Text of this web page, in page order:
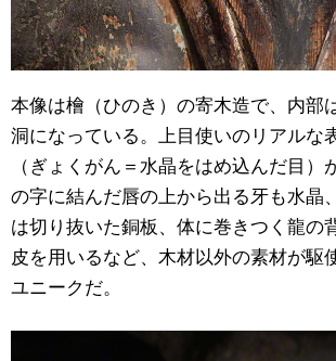
本像は檜（ひのき）の寄木造で、内部
洞になっている。上目使いのリアルな
（ぎょくがん＝水晶をはめ込んだ目）
の字に結んだ唇の上から出る牙も水晶
は切り抜いた銅板、体に巻きつく龍の
皮を用いるなど、木材以外の素材が駆
ユニークだ。